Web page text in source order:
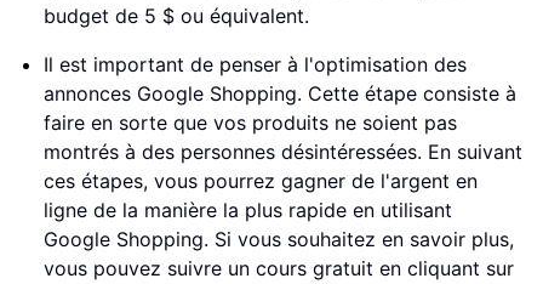
budget de 5 $ ou équivalent.
Il est important de penser à l'optimisation des
annonces Google Shopping. Cette étape consiste à
faire en sorte que vos produits ne soient pas
montrés à des personnes désintéressées. En suivant
ces étapes, vous pourrez gagner de l'argent en
ligne de la manière la plus rapide en utilisant
Google Shopping. Si vous souhaitez en savoir plus,
vous pouvez suivre un cours gratuit en cliquant sur